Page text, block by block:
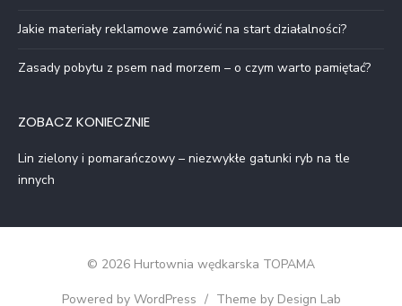
Jakie materiały reklamowe zamówić na start działalności?
Zasady pobytu z psem nad morzem – o czym warto pamiętać?
ZOBACZ KONIECZNIE
Lin zielony i pomarańczowy – niezwykłe gatunki ryb na tle
innych
© 2026 Hurtownia wędkarska TOPAMA
Powered by WordPress / Theme by Design Lab